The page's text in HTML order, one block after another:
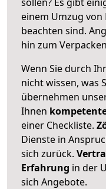
einem Umzug von
beachten sind.
hin zum
Wenn Sie durch
nicht wissen, was
übernehmen
Ihnen
einer Checkliste.
Dienste in
sich zurück.
Erfahrung in der
sich Angebote.